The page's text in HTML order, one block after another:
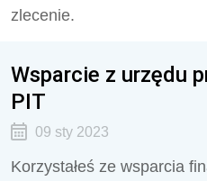
zlecenie.
Wsparcie z urzędu
PIT
09 sty 2023
Korzystałeś ze wsparcia